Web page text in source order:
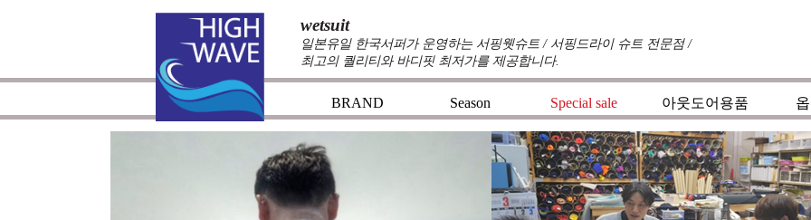
wetsuit
일본유일 한국서퍼가 운영하는 서핑웻슈트 / 서핑드라이 슈트 전문점 /
최고의 퀄리티와 바디핏 최저가를 제공합니다.
BRAND Season Special sale 아웃도어용품